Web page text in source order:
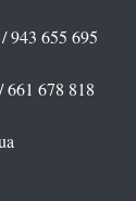
/ 943 655 695
678 818